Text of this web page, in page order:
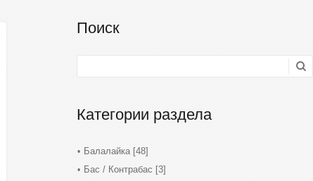
Поиск
Категории раздела
Балалайка [48]
Бас / Контрабас [3]